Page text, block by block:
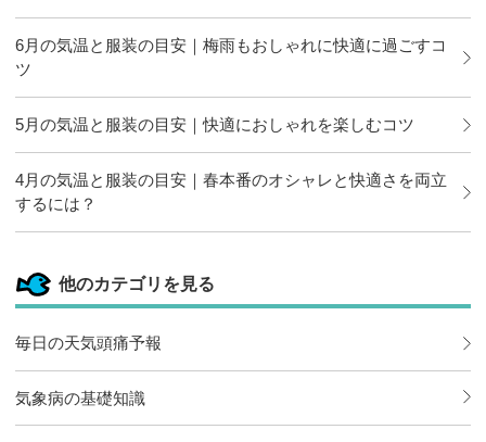
6月の気温と服装の目安｜梅雨もおしゃれに快適に過ごすコ
ツ
5月の気温と服装の目安｜快適におしゃれを楽しむコツ
4月の気温と服装の目安｜春本番のオシャレと快適さを両立
するには？
他のカテゴリを見る
毎日の天気頭痛予報
気象病の基礎知識